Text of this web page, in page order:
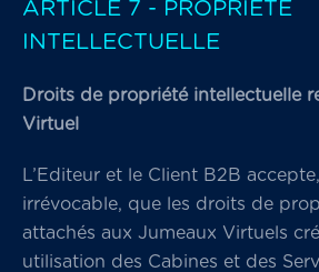
ARTICLE 7 - PROPRIETE
INTELLECTUELLE
Droits de propriété intellectuelle
Virtuel
L’Editeur et le Client B2B
irrévocable, que les droits de
attachés aux Jumeaux Virtuels
utilisation des Cabines et des